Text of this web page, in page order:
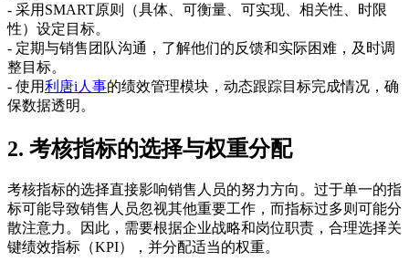
- 采用SMART原则（具体、可衡量、可实现、相关性、时限
性）设定目标。
- 定期与销售团队沟通，了解他们的反馈和实际困难，及时调
整目标。
- 使用利唐i人事的绩效管理模块，动态跟踪目标完成情况，确
保数据透明。
2. 考核指标的选择与权重分配
考核指标的选择直接影响销售人员的努力方向。过于单一的指
标可能导致销售人员忽视其他重要工作，而指标过多则可能分
散注意力。因此，需要根据企业战略和岗位职责，合理选择关
键绩效指标（KPI），并分配适当的权重。